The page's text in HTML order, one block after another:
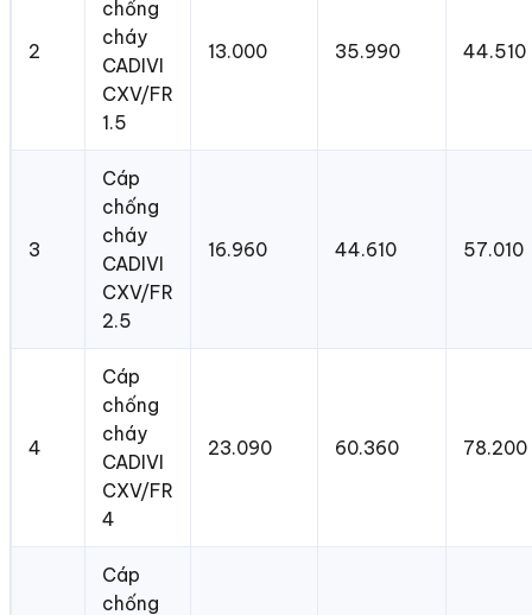
2
chống
cháy
CADIVI
CXV/FR
1.5
13.000 35.990 44.510
3
Cáp
chống
cháy
CADIVI
CXV/FR
2.5
16.960 44.610 57.010
4
Cáp
chống
cháy
CADIVI
CXV/FR
4
23.090 60.360 78.200
Cáp
chống